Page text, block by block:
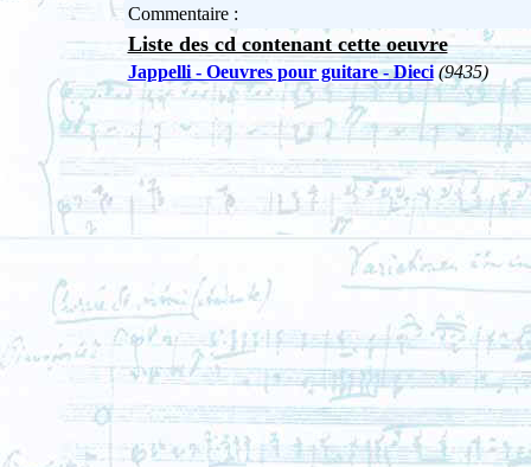
Commentaire :
Liste des cd contenant cette oeuvre
Jappelli - Oeuvres pour guitare - Dieci (9435)